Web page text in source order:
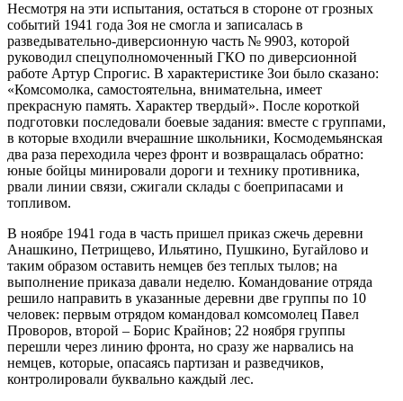
Несмотря на эти испытания, остаться в стороне от грозных
событий 1941 года Зoя не смогла и записалась в
разведывательно-диверсионную часть № 9903, которой
руководил спецуполномоченный ГКО по диверсионной
работе Артур Спрогис. В характеристике Зои было сказано:
«Комсомолка, самостоятельна, внимательна, имеет
прекрасную память. Характер твердый». После короткой
подготовки последовали боевые задания: вместе с группами,
в которые входили вчерашние школьники, Кoсмoдемьянская
два раза переходила через фронт и возвращалась обратно:
юные бойцы минировали дороги и технику противника,
рвали линии связи, сжигали склады с боеприпасами и
топливом.
В ноябре 1941 года в часть пришел приказ сжечь деревни
Анашкинo, Петрищевo, Ильятинo, Пушкинo, Бугайлoвo и
таким образом оставить немцев без теплых тылов; на
выполнение приказа давали неделю. Командование отряда
решило направить в указанные деревни две группы по 10
человек: первым отрядом командовал комсомолец Павел
Прoвoрoв, втoрoй – Бoрис Крайнoв; 22 ноября группы
перешли через линию фронта, но сразу же нарвались на
немцев, которые, опасаясь партизан и разведчиков,
контролировали буквально каждый лес.